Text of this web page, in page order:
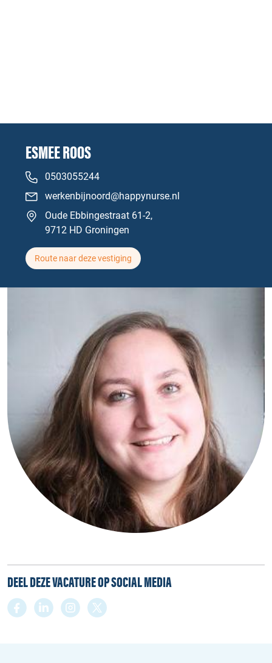
ESMEE ROOS
0503055244
werkenbijnoord@happynurse.nl
Oude Ebbingestraat 61-2,
9712 HD Groningen
Route naar deze vestiging
DEEL DEZE VACATURE OP SOCIAL MEDIA